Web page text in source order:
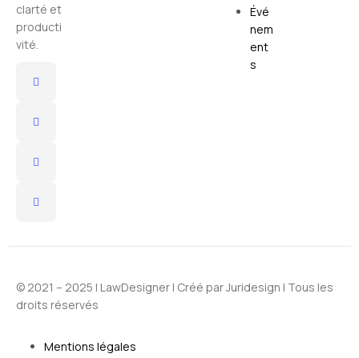
clarté et
producti
vité.
Évé
nem
ent
s
© 2021 – 2025 | LawDesigner | Créé parJuridesign | Tous les
droits réservés
Mentions légales